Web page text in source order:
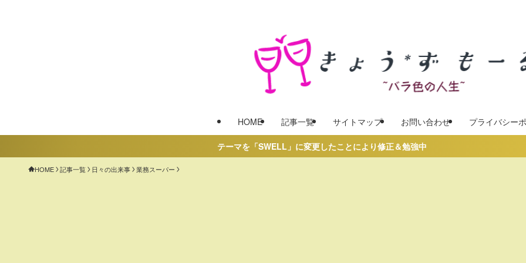
HOME 記事一覧 サイトマップ お問い合わせ プライバシー
テーマを「SWELL」に変更したことにより修正＆勉強中
HOME 記事一覧 日々の出来事 業務スーパー